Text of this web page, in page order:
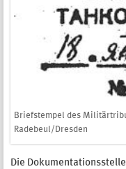
Briefstempel des
Radebeul/Dresden
Die